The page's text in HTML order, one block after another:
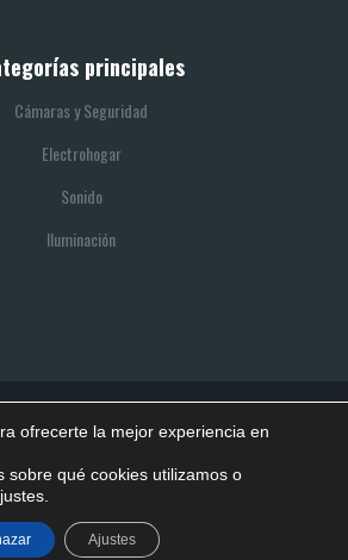
principales
Cámaras y Seguridad
Electrohogar
Sonido
Iluminación
SITIO REALIZADO POR BOOTIK
Política de cookies
Derecho de desistimiento
ofrecerte la mejor experiencia en
sobre qué cookies utilizamos o
Ajustes